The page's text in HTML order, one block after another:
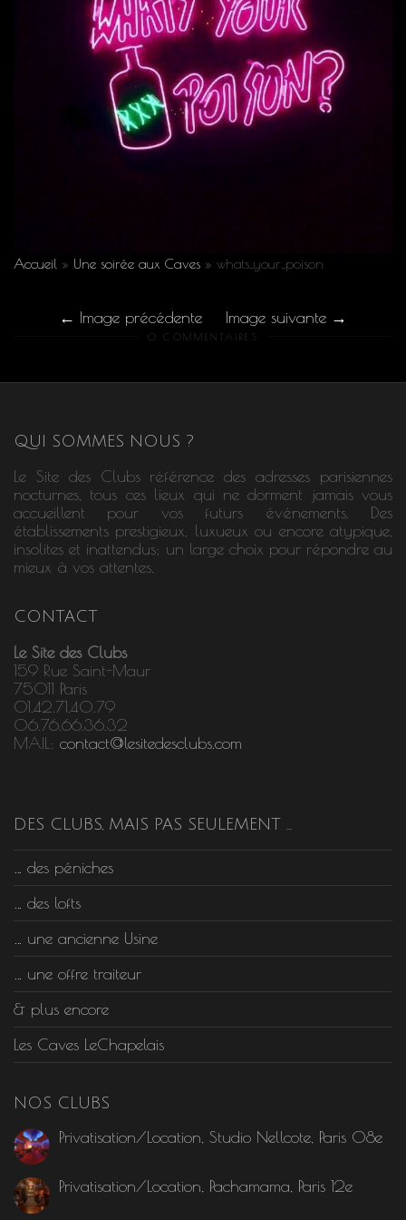
Accueil » Une soirée aux Caves » whats_your_poison
Image précédente Image suivante
0 COMMENTAIRES
QUI SOMMES NOUS ?
Le Site des Clubs référence des adresses parisiennes
nocturnes, tous ces lieux qui ne dorment jamais vous
accueillent pour vos futurs événements. Des
établissements prestigieux, luxueux ou encore atypique,
insolites et inattendus; un large choix pour répondre au
mieux à vos attentes.
CONTACT
Le Site des Clubs
159 Rue Saint-Maur
75011 Paris
01.42.71.40.79
06.76.66.36.32
MAIL: contact@lesitedesclubs.com
DES CLUBS, MAIS PAS SEULEMENT …
… des péniches
… des lofts
… une ancienne Usine
… une offre traiteur
& plus encore
Les Caves LeChapelais
NOS CLUBS
Privatisation/Location, Studio Nellcote, Paris 08e
Privatisation/Location, Pachamama, Paris 12e